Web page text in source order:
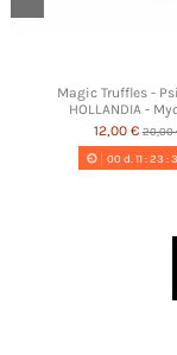
Magic Truffles -
HOLLANDIA -
12,00 € 20,00
00d. 11:23 :